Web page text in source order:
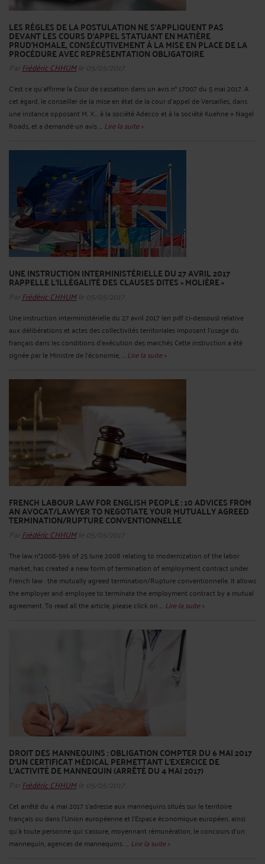
LES RÈGLES DE LA POSTULATION NE S’APPLIQUENT PAS
DEVANT LES COURS D’APPEL STATUANT EN MATIÈRE
PRUD’HOMALE, CONSÉCUTIVEMENT À LA MISE EN PLACE DE LA
PROCÉDURE AVEC REPRÉSENTATION OBLIGATOIRE
Par Frédéric CHHUMle 05/05/2017
C’est ce qu’affirme la Cour de cassation dans un avis n° 17007 du 5 mai 2017. A
cet égard, le conseiller de la mise en état de la cour d’appel de Versailles, dans
une instance opposant M. X... à la société Adecco et à la société Kuehne + Nagel
Roads, et a demandé un avis ... Lire la suite >
UNE INSTRUCTION INTERMINISTÉRIELLE DU 27 AVRIL 2017
RAPPELLE L’ILLÉGALITÉ DES CLAUSES DITES « MOLIÈRE »
Par Frédéric CHHUMle 05/05/2017
Une instruction interministérielle du 27 avril 2017 (en pdf ci-dessous) relative
aux délibérations et actes des collectivités territoriales imposant l’usage du
français dans les conditions d’exécution des marchés Cette instruction a été
signée par le Ministre de l’économie, ... Lire la suite >
FRENCH LABOUR LAW FOR ENGLISH PEOPLE : 10 ADVICES FROM
AN AVOCAT/LAWYER TO NEGOTIATE YOUR MUTUALLY AGREED
TERMINATION/RUPTURE CONVENTIONNELLE
Par Frédéric CHHUMle 05/05/2017
The law n°2008-596 of 25 June 2008 relating to modernization of the labor
market, has created a new form of termination of employment contract under
French law : the mutually agreed termination/Rupture conventionnelle. It allows
the employer and employee to terminate the employment contract by a mutual
agreement. To read all the article, please click on ... Lire la suite >
DROIT DES MANNEQUINS : OBLIGATION COMPTER DU 6 MAI 2017
D’UN CERTIFICAT MÉDICAL PERMETTANT L'EXERCICE DE
L'ACTIVITÉ DE MANNEQUIN (ARRÊTÉ DU 4 MAI 2017)
Par Frédéric CHHUMle 05/05/2017
Cet arrêté du 4 mai 2017 s’adresse aux mannequins situés sur le territoire
français ou dans l’Union européenne et l'Espace économique européen, ainsi
qu’à toute personne qui s'assure, moyennant rémunération, le concours d'un
mannequin, agences de mannequins. ... Lire la suite >